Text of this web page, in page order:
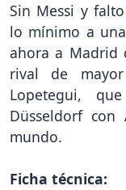
Sin Messi y
lo mínimo a
ahora a Madrid
rival de
Lopetegui,
Düsseldorf con
mundo.
Ficha técnica: